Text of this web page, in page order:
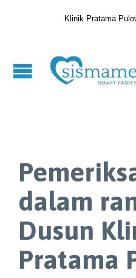
Klinik Pratama
dalam
Dusun
Pratama